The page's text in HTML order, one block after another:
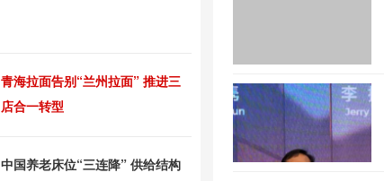
青海拉面告别“兰州拉面” 推进三
店合一转型
中国养老床位“三连降” 供给结构